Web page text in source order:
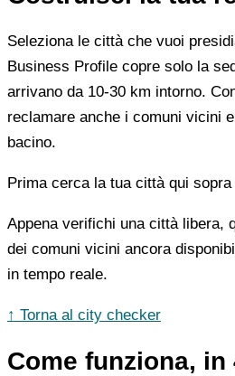
Seleziona le città che vuoi
Business Profile copre solo la
arrivano da 10-30 km intorno.
reclamare anche i comuni vicini
bacino.
Prima cerca la tua città qui sopra
Appena verifichi una città libera,
dei comuni vicini ancora
in tempo reale.
↑ Torna al city checker
Come funziona, in